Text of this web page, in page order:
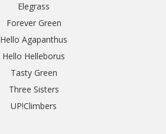
Elegrass
Forever Green
Hello Agapanthus
Hello Helleborus
Tasty Green
Three Sisters
UP!Climbers